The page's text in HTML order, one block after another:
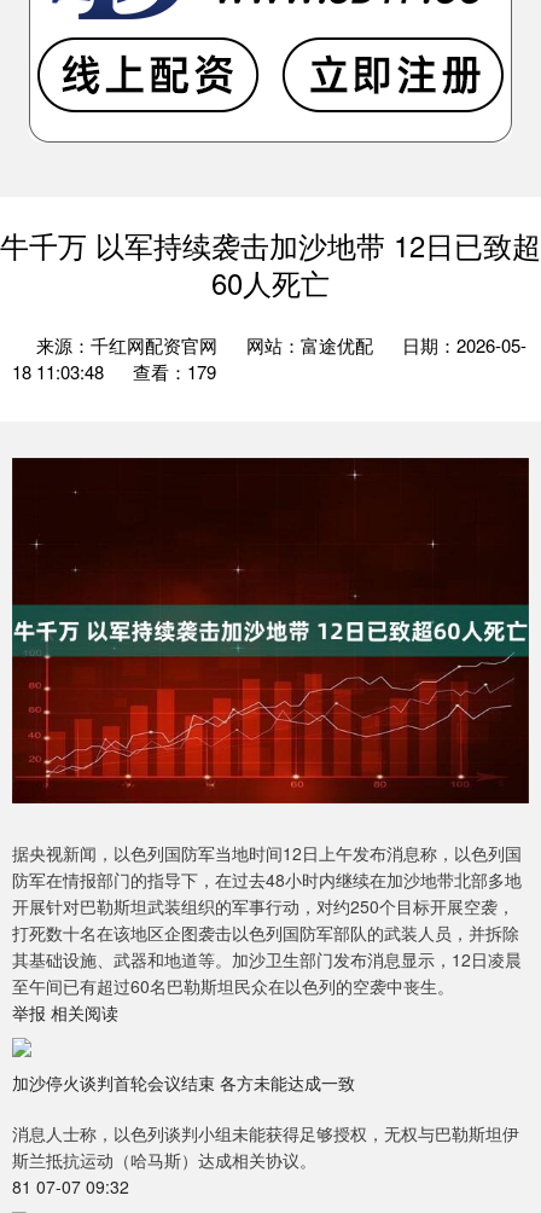
牛千万 以军持续袭击加沙地带 12日已致超
60人死亡
来源：千红网配资官网 网站：富途优配
日期：2026-05-
18 11:03:48
查看：179
据央视新闻，以色列国防军当地时间12日上午发布消息称，以色列国
防军在情报部门的指导下，在过去48小时内继续在加沙地带北部多地
开展针对巴勒斯坦武装组织的军事行动，对约250个目标开展空袭，
打死数十名在该地区企图袭击以色列国防军部队的武装人员，并拆除
其基础设施、武器和地道等。加沙卫生部门发布消息显示，12日凌晨
至午间已有超过60名巴勒斯坦民众在以色列的空袭中丧生。
举报 相关阅读
加沙停火谈判首轮会议结束 各方未能达成一致
消息人士称，以色列谈判小组未能获得足够授权，无权与巴勒斯坦伊
斯兰抵抗运动（哈马斯）达成相关协议。
81 07-07 09:32